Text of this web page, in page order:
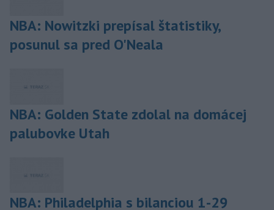
NBA: Nowitzki prepísal štatistiky,
posunul sa pred O'Neala
NBA: Golden State zdolal na domácej
palubovke Utah
NBA: Philadelphia s bilanciou 1-29